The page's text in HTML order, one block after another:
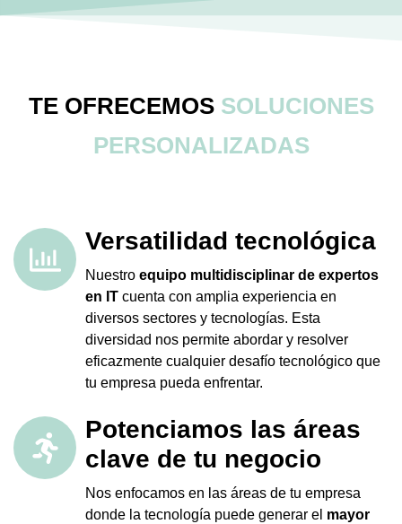
TE OFRECEMOS SOLUCIONES
PERSONALIZADAS
Versatilidad tecnológica
Nuestro equipo multidisciplinar de expertos
en IT cuenta con amplia experiencia en
diversos sectores y tecnologías. Esta
diversidad nos permite abordar y resolver
eficazmente cualquier desafío tecnológico que
tu empresa pueda enfrentar.
Potenciamos las áreas
clave de tu negocio
Nos enfocamos en las áreas de tu empresa
donde la tecnología puede generar el mayor